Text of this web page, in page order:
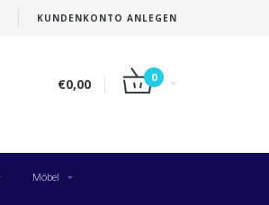
KUNDENKONTO ANLEGEN
€0,00 0
Möbel